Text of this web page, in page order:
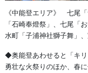
《中能登エリア》 七尾
「石崎奉燈祭」、七尾「
水町「子浦神社獅子舞」
◆奥能登あわせると「キ
勇壮な火祭りのほか、春